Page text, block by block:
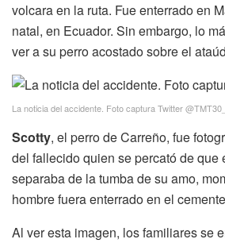
volcara en la ruta. Fue enterrado en
natal, en Ecuador. Sin embargo, lo
ver a su perro acostado sobre el
La noticia del accidente. Foto captura Twitter @TMT30_
Scotty, el perro de Carreño, fue
del fallecido quien se percató de que
separaba de la tumba de su amo,
hombre fuera enterrado en el
Al ver esta imagen, los familiares se